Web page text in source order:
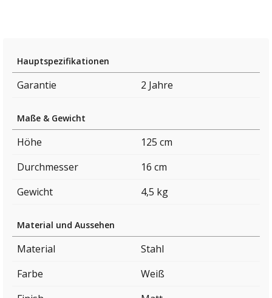
Hauptspezifikationen
Garantie 2 Jahre
Maße & Gewicht
Höhe
125 cm
Durchmesser
16 cm
Gewicht
4,5 kg
Material und Aussehen
Material
Stahl
Farbe
Weiß